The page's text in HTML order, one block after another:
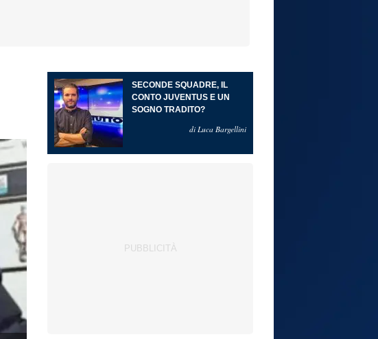
SECONDE SQUADRE, IL
CONTO JUVENTUS E UN
SOGNO TRADITO?
di Luca Bargellini